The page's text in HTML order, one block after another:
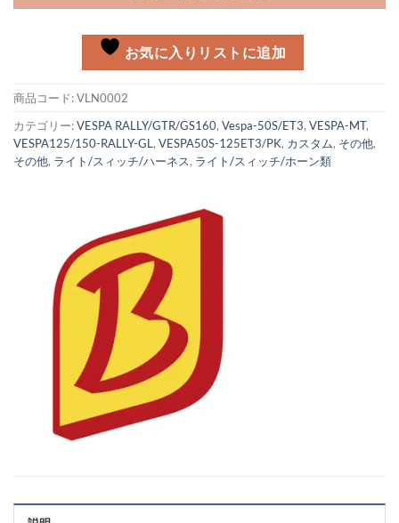
お気に入りリストに追加
商品コード:VLN0002
カテゴリー:VESPA RALLY/GTR/GS160, Vespa-50S/ET3, VESPA-MT,
VESPA125/150-RALLY-GL, VESPA50S-125ET3/PK, カスタム, その他,
その他, ライト/スィッチ/ハーネス, ライト/スィッチ/ホーン類